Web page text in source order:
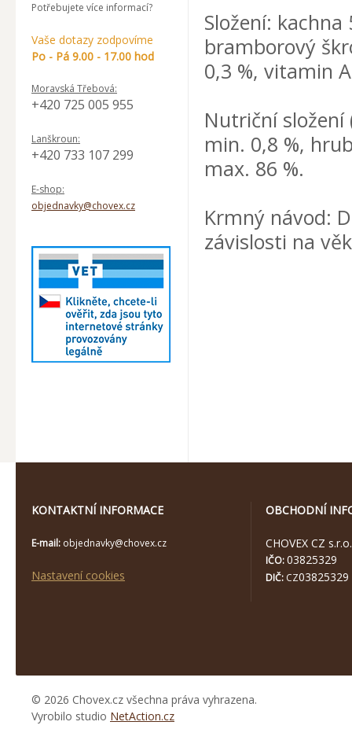
Potřebujete více informací?
Vaše dotazy zodpovíme
Po - Pá 9.00 - 17.00 hod
Moravská Třebová:
+420 725 005 955
Lanškroun:
+420 733 107 299
E-shop:
objednavky@chovex.cz
Složení:
bramborový
0,3 %, vitamin
Nutriční
min. 0,8 %,
max. 86 %.
Krmný návod:
závislosti na
KONTAKTNÍ INFORMACE
E-mail: objednavky@chovex.cz
Nastavení cookies
OBCHODNÍ
CHOVEX CZ s.r.o.
IČO:03825329
DIČ: CZ03825329
© 2026 Chovex.cz všechna práva vyhrazena.
Vyrobilo studio NetAction.cz